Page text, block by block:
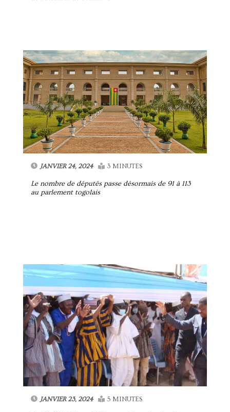
JANVIER 24, 2024 3 MINUTES
Le nombre de députés passe désormais de 91 à 113
au parlement togolais
JANVIER 23, 2024 5 MINUTES